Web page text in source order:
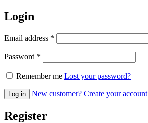
Login
Email address *
Password *
Remember me Lost your password?
Log in New customer? Create your account
Register